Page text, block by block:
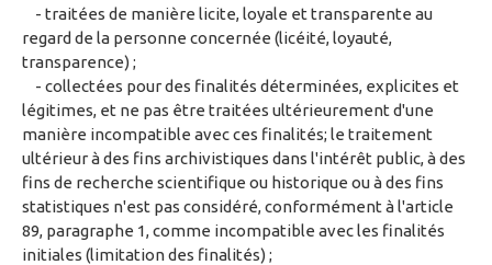
- traitées de manière licite, loyale et transparente au
regard de la personne concernée (licéité, loyauté,
transparence) ;
- collectées pour des finalités déterminées, explicites et
légitimes, et ne pas être traitées ultérieurement d'une
manière incompatible avec ces finalités; le traitement
ultérieur à des fins archivistiques dans l'intérêt public, à des
fins de recherche scientifique ou historique ou à des fins
statistiques n'est pas considéré, conformément à l'article
89, paragraphe 1, comme incompatible avec les finalités
initiales (limitation des finalités) ;